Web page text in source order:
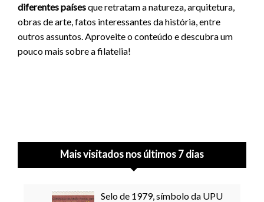
diferentes paísesque retratam a natureza, arquitetura,
obras de arte, fatos interessantes da história, entre
outros assuntos. Aproveite o conteúdo e descubra um
pouco mais sobre a filatelia!
Mais visitados nos últimos 7 dias
Selo de 1979, símbolo da UPU